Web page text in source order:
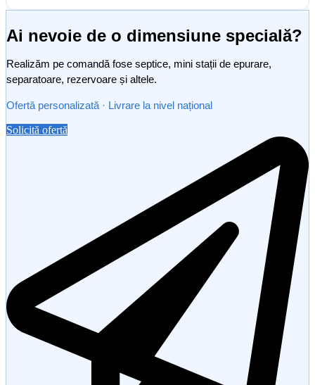
Ai nevoie de o dimensiune specială?
Realizăm pe comandă fose septice, mini stații de epurare,
separatoare, rezervoare și altele.
Ofertă personalizată · Livrare la nivel național
Solicită ofertă